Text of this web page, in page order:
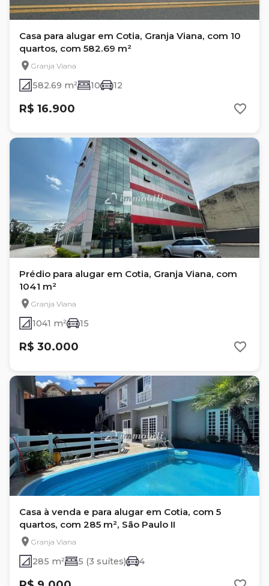
Casa para alugar em Cotia, Granja Viana, com 10
quartos, com 582.69 m²
Granja Viana
582.69 m² 10 12
R$ 16.900
Prédio para alugar em Cotia, Granja Viana, com
1041 m²
Granja Viana
1041 m² 15
R$ 30.000
Casa à venda e para alugar em Cotia, com 5
quartos, com 285 m², São Paulo II
Granja Viana
285 m² 5 (3 suítes) 4